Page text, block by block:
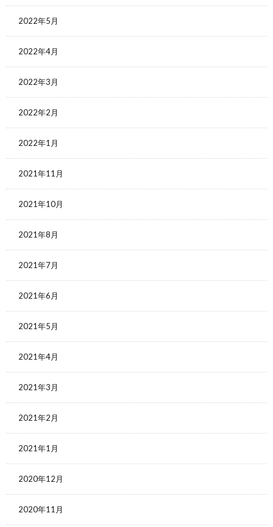
2022年5月
2022年4月
2022年3月
2022年2月
2022年1月
2021年11月
2021年10月
2021年8月
2021年7月
2021年6月
2021年5月
2021年4月
2021年3月
2021年2月
2021年1月
2020年12月
2020年11月